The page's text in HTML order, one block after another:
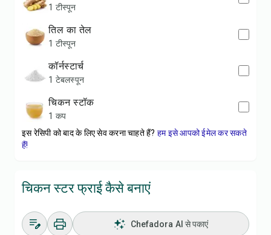
1 टीस्पून
तिल का तेल
1 टीस्पून
कॉर्नस्टार्च
1 टेबलस्पून
चिकन स्टॉक
1 कप
इस रेसिपी को बाद के लिए सेव करना चाहते हैं? हम इसे आपको ईमेल कर सकते
हैं!
चिकन स्टर फ्राई कैसे बनाएं
Chefadora AI से पकाएं